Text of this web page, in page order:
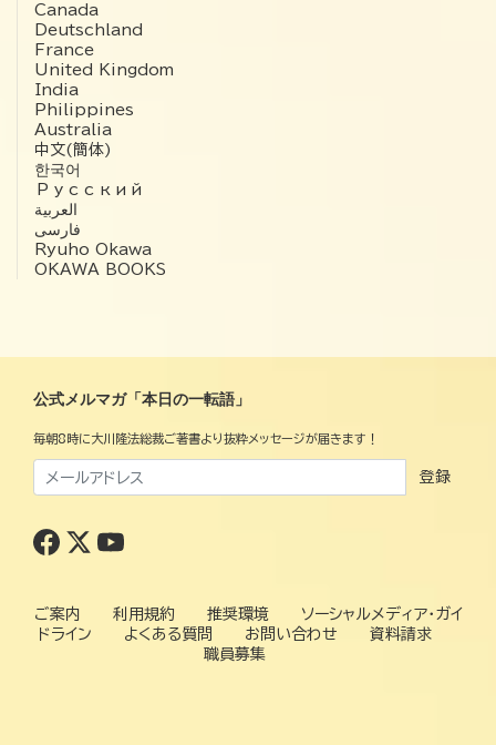
Canada
Deutschland
France
United Kingdom
India
Philippines
Australia
中文(簡体)
한국어
Русский
العربية‏
فارسی
Ryuho Okawa
OKAWA BOOKS
公式メルマガ「本日の一転語」
毎朝8時に大川隆法総裁ご著書より抜粋メッセージが届きます！
登録
ご案内 利用規約 推奨環境
ソーシャルメディア・ガイ
ドライン
よくある質問 お問い合わせ
資料請求
職員募集